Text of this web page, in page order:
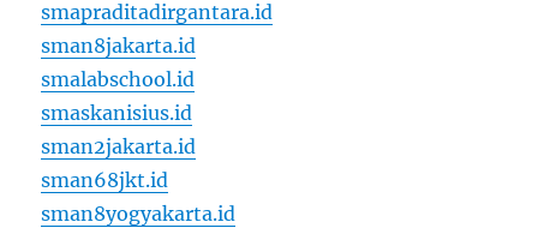
smapraditadirgantara.id
sman8jakarta.id
smalabschool.id
smaskanisius.id
sman2jakarta.id
sman68jkt.id
sman8yogyakarta.id